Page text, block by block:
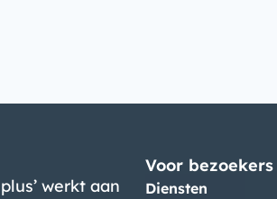
werkt aan
Voor bezoekers
Diensten